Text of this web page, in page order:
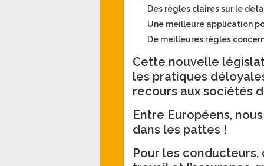
Des règles claires sur le
Une meilleure application
De meilleures règles
Cette nouvelle
les pratiques
recours aux sociétés
Entre Européens,
dans les pattes !
Pour les